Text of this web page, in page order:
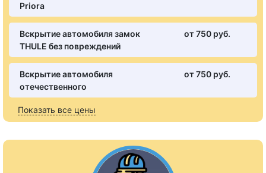
Priora
Вскрытие автомобиля замок
THULE без повреждений
от 750 pуб.
Вскрытие автомобиля
отечественного
от 750 pуб.
Показать все цены